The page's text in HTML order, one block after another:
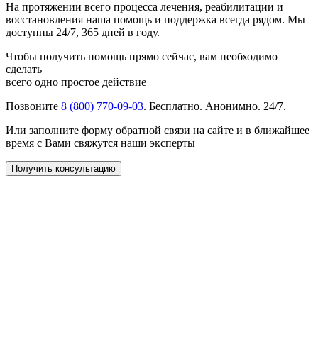
На протяжении всего процесса лечения, реабилитации и
восстановления наша помощь и поддержка всегда рядом. Мы
доступны 24/7, 365 дней в году.
Чтобы получить помощь прямо сейчас, вам необходимо
сделать
всего одно простое действие
Позвоните 8 (800) 770-09-03. Бесплатно. Анонимно. 24/7.
Или заполните форму обратной связи на сайте и в ближайшее
время с Вами свяжутся наши эксперты
Получить консультацию